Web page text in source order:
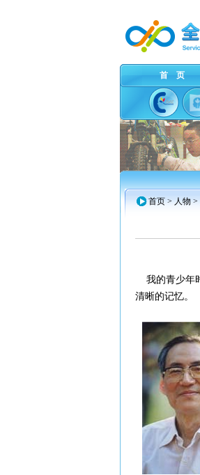
首 页
首页 > 人物 >
我的青少年
清晰的记忆。